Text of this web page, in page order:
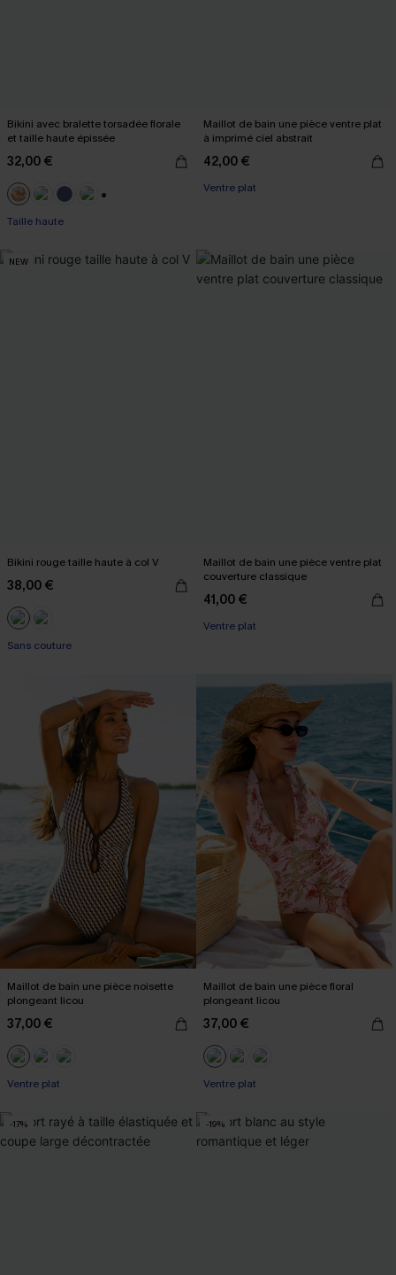
Bikini avec bralette torsadée florale
et taille haute épissée
32,00 €
Taille haute
Maillot de bain une pièce ventre plat
à imprimé ciel abstrait
42,00 €
Ventre plat
NEW
Bikini rouge taille haute à col V
38,00 €
Sans couture
Maillot de bain une pièce ventre plat
couverture classique
41,00 €
Ventre plat
Maillot de bain une pièce noisette
plongeant licou
37,00 €
Ventre plat
Maillot de bain une pièce floral
plongeant licou
37,00 €
Ventre plat
-17% -19%